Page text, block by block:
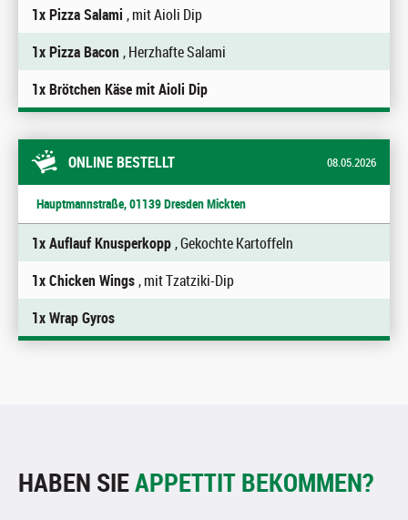
1x Pizza Salami , mit Aioli Dip
1x Pizza Bacon, Herzhafte Salami
1x Brötchen Käse mit Aioli Dip
ONLINE BESTELLT 08.05.2026
Hauptmannstraße, 01139 Dresden Mickten
1x Auflauf Knusperkopp, Gekochte Kartoffeln
1x Chicken Wings, mit Tzatziki-Dip
1x Wrap Gyros
HABEN SIEAPPETTIT BEKOMMEN?